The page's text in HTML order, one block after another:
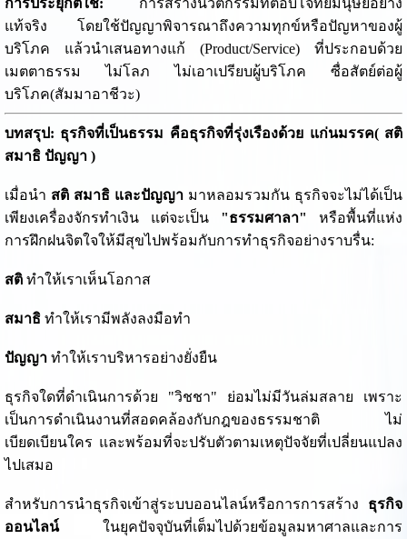
การประยุกต์ใช้: การสร้างนวัตกรรมที่ตอบโจทย์มนุษย์อย่าง
แท้จริง โดยใช้ปัญญาพิจารณาถึงความทุกข์หรือปัญหาของผู้
บริโภค แล้วนำเสนอทางแก้ (Product/Service) ที่ประกอบด้วย
เมตตาธรรม ไม่โลภ ไม่เอาเปรียบผู้บริโภค ซื่อสัตย์ต่อผู้
บริโภค(สัมมาอาชีวะ)
บทสรุป: ธุรกิจที่เป็นธรรม คือธุรกิจที่รุ่งเรืองด้วย แก่นมรรค( สติ
สมาธิ ปัญญา )
เมื่อนำ สติ สมาธิ และปัญญา มาหลอมรวมกัน ธุรกิจจะไม่ได้เป็น
เพียงเครื่องจักรทำเงิน แต่จะเป็น "ธรรมศาลา"
หรือพื้นที่แห่ง
การฝึกฝนจิตใจให้มีสุขไปพร้อมกับการทำธุรกิจอย่างราบรื่น:
สติทำให้เราเห็นโอกาส
สมาธิทำให้เรามีพลังลงมือทำ
ปัญญาทำให้เราบริหารอย่างยั่งยืน
ธุรกิจใดที่ดำเนินการด้วย "วิชชา" ย่อมไม่มีวันล่มสลาย เพราะ
เป็นการดำเนินงานที่สอดคล้องกับกฎของธรรมชาติ ไม่
เบียดเบียนใคร และพร้อมที่จะปรับตัวตามเหตุปัจจัยที่เปลี่ยนแปลง
ไปเสมอ
สำหรับการนำธุรกิจเข้าสู่ระบบออนไลน์หรือการการสร้าง ธุรกิจ
ออนไลน์ในยุคปัจจุบันที่เต็มไปด้วยข้อมูลมหาศาลและการ